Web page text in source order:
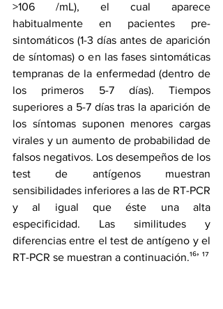
>106 /mL), el cual aparece
habitualmente en pacientes pre-
sintomáticos (1-3 días antes de aparición
de síntomas) o en las fases sintomáticas
tempranas de la enfermedad (dentro de
los primeros 5-7 días). Tiempos
superiores a 5-7 días tras la aparición de
los síntomas suponen menores cargas
virales y un aumento de probabilidad de
falsos negativos. Los desempeños de los
test de antígenos muestran
sensibilidades inferiores a las de RT-PCR
y al igual que éste una alta
especificidad. Las similitudes y
diferencias entre el test de antígeno y el
RT-PCR se muestran a continuación.¹⁶’ ¹⁷